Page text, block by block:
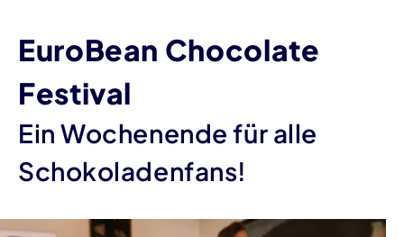
EuroBean Chocolate
Festival
Ein Wochenende für alle
Schokoladenfans!